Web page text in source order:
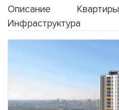
Описание Квартиры
Инфраструктура